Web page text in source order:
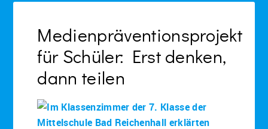
Medienpräventionsprojekt
für Schüler: Erst denken,
dann teilen